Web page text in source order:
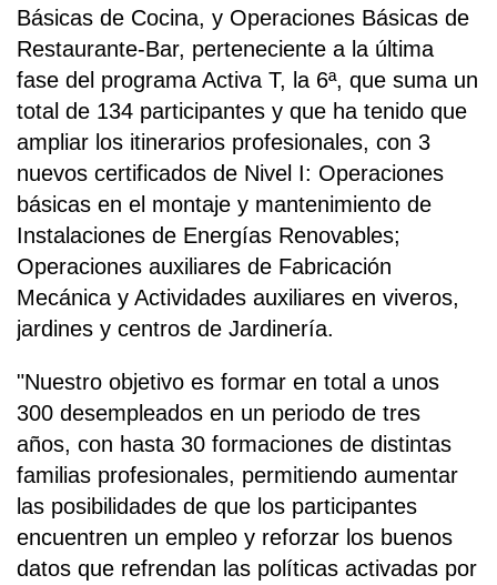
Básicas de Cocina, y Operaciones Básicas de
Restaurante-Bar, perteneciente a la última
fase del programa Activa T, la 6ª, que suma un
total de 134 participantes y que ha tenido que
ampliar los itinerarios profesionales, con 3
nuevos certificados de Nivel I: Operaciones
básicas en el montaje y mantenimiento de
Instalaciones de Energías Renovables;
Operaciones auxiliares de Fabricación
Mecánica y Actividades auxiliares en viveros,
jardines y centros de Jardinería.
"Nuestro objetivo es formar en total a unos
300 desempleados en un periodo de tres
años, con hasta 30 formaciones de distintas
familias profesionales, permitiendo aumentar
las posibilidades de que los participantes
encuentren un empleo y reforzar los buenos
datos que refrendan las políticas activadas por